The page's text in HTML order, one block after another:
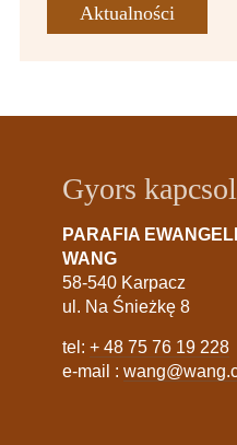
Aktualności
Gyors
PARAFIA
WANG
58-540 Karpacz
ul. Na Śnieżkę 8
tel: + 48 75 76 19 228
e-mail :